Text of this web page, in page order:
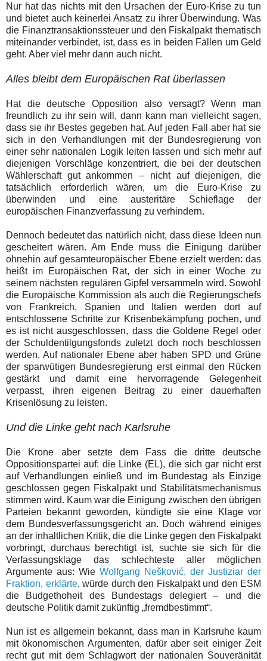
Nur hat das nichts mit den Ursachen der Euro-Krise zu tun
und bietet auch keinerlei Ansatz zu ihrer Überwindung. Was
die Finanztransaktionssteuer und den Fiskalpakt thematisch
miteinander verbindet, ist, dass es in beiden Fällen um Geld
geht. Aber viel mehr dann auch nicht.
Alles bleibt dem Europäischen Rat überlassen
Hat die deutsche Opposition also versagt? Wenn man
freundlich zu ihr sein will, dann kann man vielleicht sagen,
dass sie ihr Bestes gegeben hat. Auf jeden Fall aber hat sie
sich in den Verhandlungen mit der Bundesregierung von
einer sehr nationalen Logik leiten lassen und sich mehr auf
diejenigen Vorschläge konzentriert, die bei der deutschen
Wählerschaft gut ankommen – nicht auf diejenigen, die
tatsächlich erforderlich wären, um die Euro-Krise zu
überwinden und eine austeritäre Schieflage der
europäischen Finanzverfassung zu verhindern.
Dennoch bedeutet das natürlich nicht, dass diese Ideen nun
gescheitert wären. Am Ende muss die Einigung darüber
ohnehin auf gesamteuropäischer Ebene erzielt werden: das
heißt im Europäischen Rat, der sich in einer Woche zu
seinem nächsten regulären Gipfel versammeln wird. Sowohl
die Europäische Kommission als auch die Regierungschefs
von Frankreich, Spanien und Italien werden dort auf
entschlossene Schritte zur Krisenbekämpfung pochen, und
es ist nicht ausgeschlossen, dass die Goldene Regel oder
der Schuldentilgungsfonds zuletzt doch noch beschlossen
werden. Auf nationaler Ebene aber haben SPD und Grüne
der sparwütigen Bundesregierung erst einmal den Rücken
gestärkt und damit eine hervorragende Gelegenheit
verpasst, ihren eigenen Beitrag zu einer dauerhaften
Krisenlösung zu leisten.
Und die Linke geht nach Karlsruhe
Die Krone aber setzte dem Fass die dritte deutsche
Oppositionspartei auf: die Linke (EL), die sich gar nicht erst
auf Verhandlungen einließ und im Bundestag als Einzige
geschlossen gegen Fiskalpakt und Stabilitätsmechanismus
stimmen wird. Kaum war die Einigung zwischen den übrigen
Parteien bekannt geworden, kündigte sie eine Klage vor
dem Bundesverfassungsgericht an. Doch während einiges
an der inhaltlichen Kritik, die die Linke gegen den Fiskalpakt
vorbringt, durchaus berechtigt ist, suchte sie sich für die
Verfassungsklage das schlechteste aller möglichen
Argumente aus: Wie Wolfgang Nešković, der Justiziar der
Fraktion, erklärte, würde durch den Fiskalpakt und den ESM
die Budgethoheit des Bundestags delegiert – und die
deutsche Politik damit zukünftig „fremdbestimmt“.
Nun ist es allgemein bekannt, dass man in Karlsruhe kaum
mit ökonomischen Argumenten, dafür aber seit einiger Zeit
recht gut mit dem Schlagwort der nationalen Souveränität